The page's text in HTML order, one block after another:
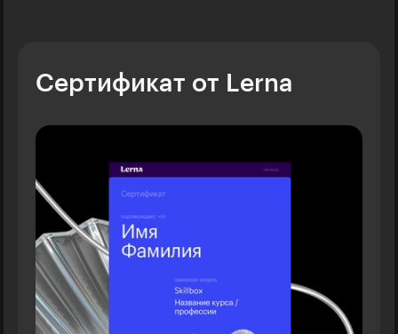
Сертификат от Lerna